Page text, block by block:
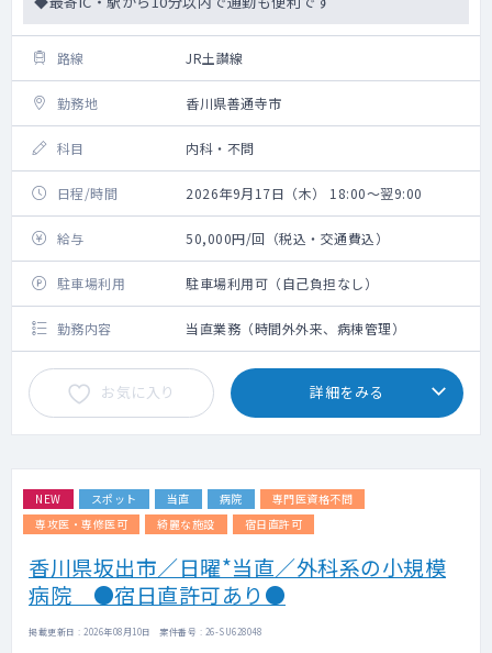
路線 JR土讃線
勤務地 香川県善通寺市
科目 内科・不問
日程/時間 2026年9月17日（木） 18:00～翌9:00
給与 50,000円/回（税込・交通費込）
駐車場利用 駐車場利用可（自己負担なし）
勤務内容 当直業務（時間外外来、病棟管理）
お気に入り 詳細をみる
NEW スポット 当直 病院
専門医資格不問
専攻医・専修医可
綺麗な施設 宿日直許可
香川県坂出市／日曜*当直／外科系の小規模
病院 ●宿日直許可あり●
掲載更新日 : 2026年08月10日 案件番号 : 26-SU628048